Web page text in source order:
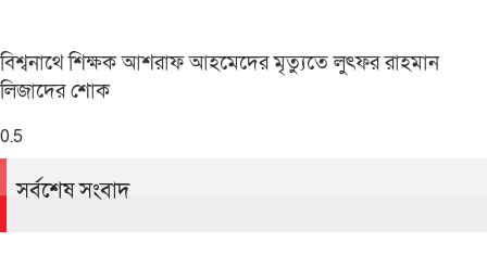
বিশ্বনাথে শিক্ষক আশরাফ আহমেদের মৃত্যুতে লুৎফর রাহমান
লিজাদের শোক
সর্বশেষ সংবাদ